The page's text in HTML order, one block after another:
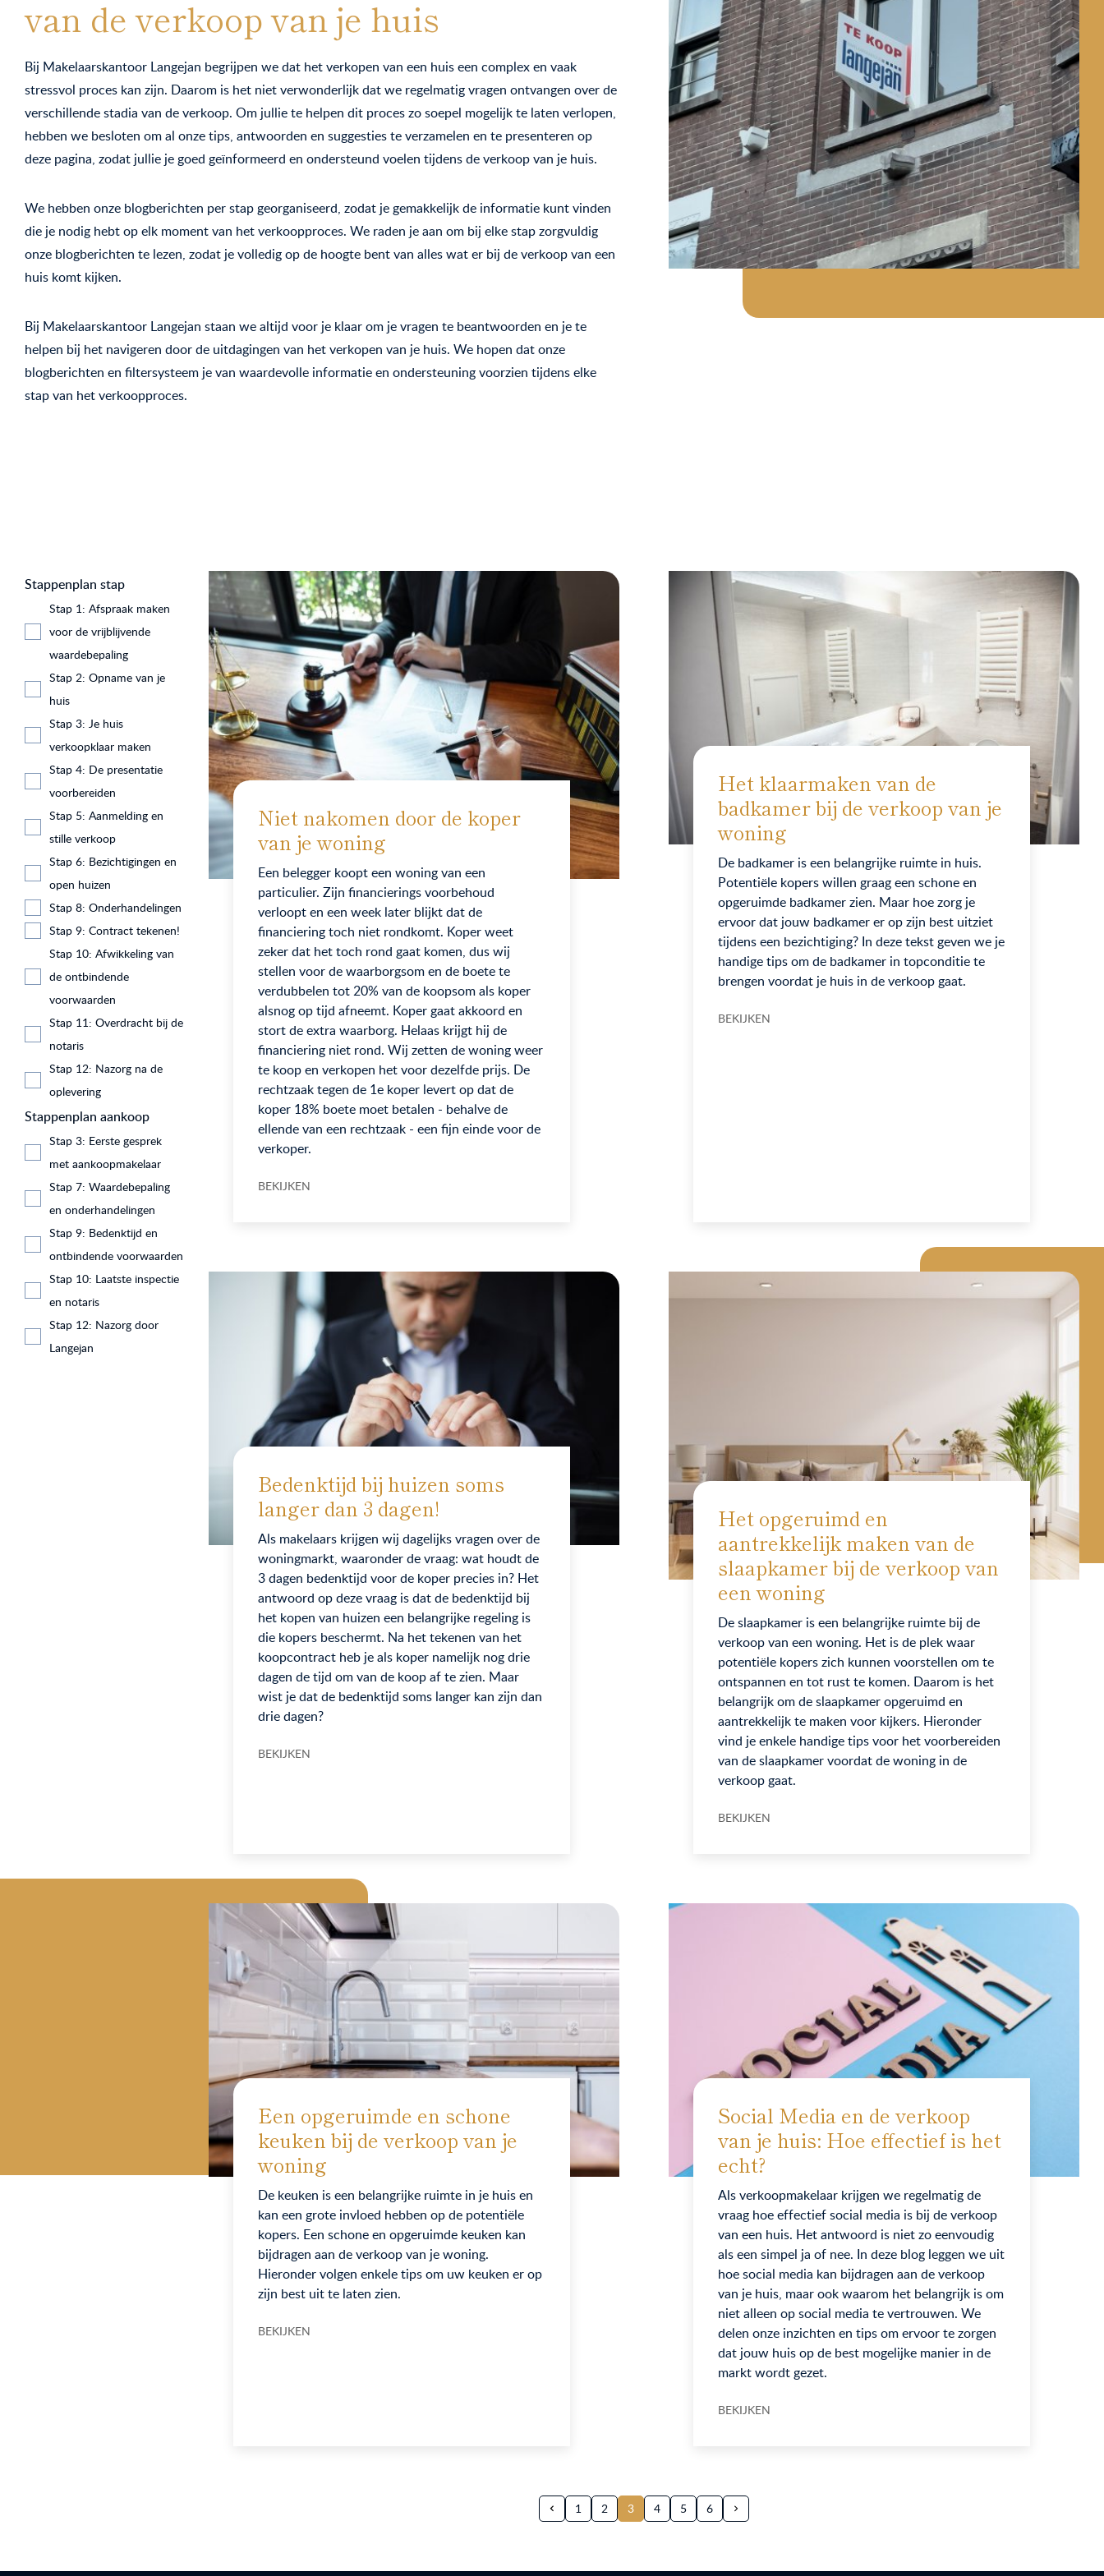
van de verkoop van je huis
Bij Makelaarskantoor Langejan begrijpen we dat het verkopen van een huis een complex en vaak
stressvol proces kan zijn. Daarom is het niet verwonderlijk dat we regelmatig vragen ontvangen over de
verschillende stadia van de verkoop. Om jullie te helpen dit proces zo soepel mogelijk te laten verlopen,
hebben we besloten om al onze tips, antwoorden en suggesties te verzamelen en te presenteren op
deze pagina, zodat jullie je goed geïnformeerd en ondersteund voelen tijdens de verkoop van je huis.
We hebben onze blogberichten per stap georganiseerd, zodat je gemakkelijk de informatie kunt vinden
die je nodig hebt op elk moment van het verkoopproces. We raden je aan om bij elke stap zorgvuldig
onze blogberichten te lezen, zodat je volledig op de hoogte bent van alles wat er bij de verkoop van een
huis komt kijken.
Bij Makelaarskantoor Langejan staan we altijd voor je klaar om je vragen te beantwoorden en je te
helpen bij het navigeren door de uitdagingen van het verkopen van je huis. We hopen dat onze
blogberichten en filtersysteem je van waardevolle informatie en ondersteuning voorzien tijdens elke
stap van het verkoopproces.
Stappenplan stap
Stap 1: Afspraak maken
voor de vrijblijvende
waardebepaling
Stap 2: Opname van je
huis
Stap 3: Je huis
verkoopklaar maken
Stap 4: De presentatie
voorbereiden
Stap 5: Aanmelding en
stille verkoop
Stap 6: Bezichtigingen en
open huizen
Stap 8: Onderhandelingen
Stap 9: Contract tekenen!
Stap 10: Afwikkeling van
de ontbindende
voorwaarden
Stap 11: Overdracht bij de
notaris
Stap 12: Nazorg na de
oplevering
Stappenplan aankoop
Stap 3: Eerste gesprek
met aankoopmakelaar
Stap 7: Waardebepaling
en onderhandelingen
Stap 9: Bedenktijd en
ontbindende voorwaarden
Stap 10: Laatste inspectie
en notaris
Stap 12: Nazorg door
Langejan
Niet nakomen door de koper
van je woning
Een belegger koopt een woning van een
particulier. Zijn financierings voorbehoud
verloopt en een week later blijkt dat de
financiering toch niet rondkomt. Koper weet
zeker dat het toch rond gaat komen, dus wij
stellen voor de waarborgsom en de boete te
verdubbelen tot 20% van de koopsom als koper
alsnog op tijd afneemt. Koper gaat akkoord en
stort de extra waarborg. Helaas krijgt hij de
financiering niet rond. Wij zetten de woning weer
te koop en verkopen het voor dezelfde prijs. De
rechtzaak tegen de 1e koper levert op dat de
koper 18% boete moet betalen - behalve de
ellende van een rechtzaak - een fijn einde voor de
verkoper.
BEKIJKEN
Het klaarmaken van de
badkamer bij de verkoop van je
woning
De badkamer is een belangrijke ruimte in huis.
Potentiële kopers willen graag een schone en
opgeruimde badkamer zien. Maar hoe zorg je
ervoor dat jouw badkamer er op zijn best uitziet
tijdens een bezichtiging? In deze tekst geven we je
handige tips om de badkamer in topconditie te
brengen voordat je huis in de verkoop gaat.
BEKIJKEN
Bedenktijd bij huizen soms
langer dan 3 dagen!
Als makelaars krijgen wij dagelijks vragen over de
woningmarkt, waaronder de vraag: wat houdt de
3 dagen bedenktijd voor de koper precies in? Het
antwoord op deze vraag is dat de bedenktijd bij
het kopen van huizen een belangrijke regeling is
die kopers beschermt. Na het tekenen van het
koopcontract heb je als koper namelijk nog drie
dagen de tijd om van de koop af te zien. Maar
wist je dat de bedenktijd soms langer kan zijn dan
drie dagen?
BEKIJKEN
Het opgeruimd en
aantrekkelijk maken van de
slaapkamer bij de verkoop van
een woning
De slaapkamer is een belangrijke ruimte bij de
verkoop van een woning. Het is de plek waar
potentiële kopers zich kunnen voorstellen om te
ontspannen en tot rust te komen. Daarom is het
belangrijk om de slaapkamer opgeruimd en
aantrekkelijk te maken voor kijkers. Hieronder
vind je enkele handige tips voor het voorbereiden
van de slaapkamer voordat de woning in de
verkoop gaat.
BEKIJKEN
Een opgeruimde en schone
keuken bij de verkoop van je
woning
De keuken is een belangrijke ruimte in je huis en
kan een grote invloed hebben op de potentiële
kopers. Een schone en opgeruimde keuken kan
bijdragen aan de verkoop van je woning.
Hieronder volgen enkele tips om uw keuken er op
zijn best uit te laten zien.
BEKIJKEN
Social Media en de verkoop
van je huis: Hoe effectief is het
echt?
Als verkoopmakelaar krijgen we regelmatig de
vraag hoe effectief social media is bij de verkoop
van een huis. Het antwoord is niet zo eenvoudig
als een simpel ja of nee. In deze blog leggen we uit
hoe social media kan bijdragen aan de verkoop
van je huis, maar ook waarom het belangrijk is om
niet alleen op social media te vertrouwen. We
delen onze inzichten en tips om ervoor te zorgen
dat jouw huis op de best mogelijke manier in de
markt wordt gezet.
BEKIJKEN
1 2 3 4 5 6